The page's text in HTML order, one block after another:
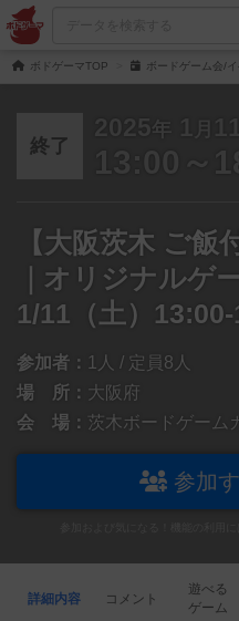
ボドゲーマTOP ボードゲーム会/
終了
2025 年 1 月 11
13:00～
【大阪茨木 ご飯
｜オリジナルゲ
1/11（土）
参加者： 1人 / 定員8人
場 所： 大阪府
会 場： 茨木ボードゲーム
参加
詳細内容 コメント
遊べる
ゲーム